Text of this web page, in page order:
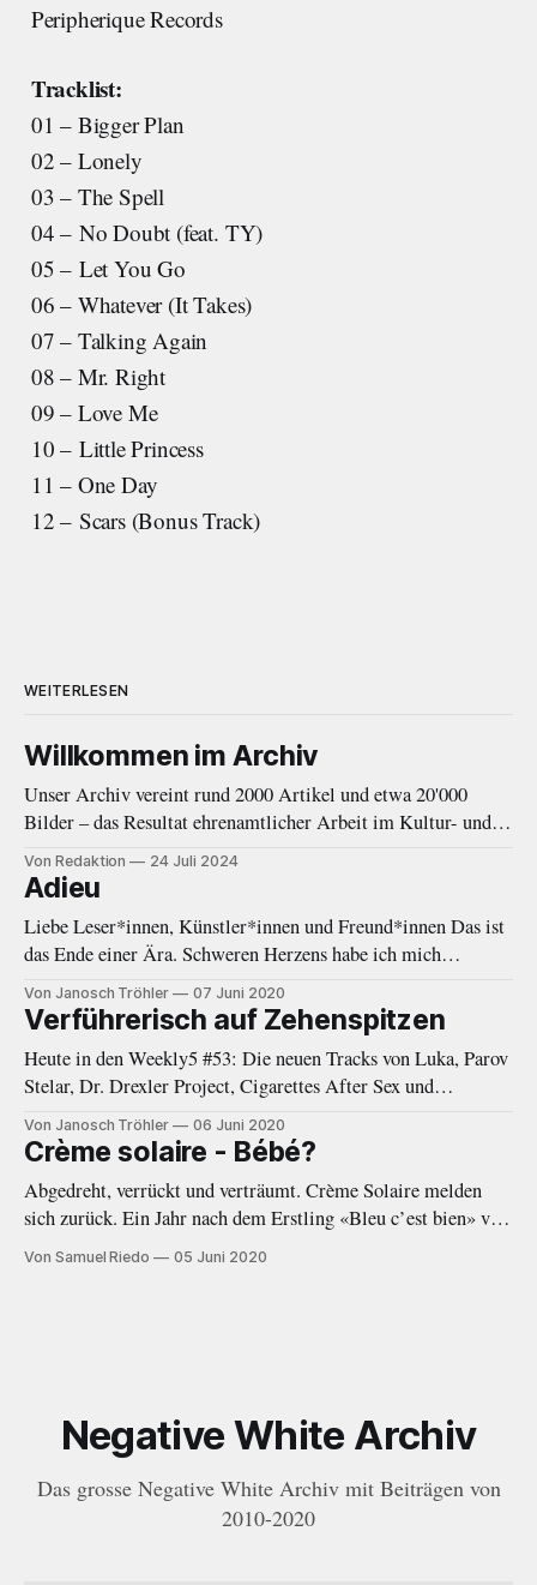
Peripherique Records
Tracklist:
01 – Bigger Plan
02 – Lonely
03 – The Spell
04 – No Doubt (feat. TY)
05 – Let You Go
06 – Whatever (It Takes)
07 – Talking Again
08 – Mr. Right
09 – Love Me
10 – Little Princess
11 – One Day
12 – Scars (Bonus Track)
WEITERLESEN
Willkommen im Archiv
Unser Archiv vereint rund 2000 Artikel und etwa 20'000
Bilder – das Resultat ehrenamtlicher Arbeit im Kultur- und
Musikjournalismus von 2010 bis 2020. Eine Einleitung.
Von Redaktion 24 Juli 2024
Adieu
Liebe Leser*innen, Künstler*innen und Freund*innen Das ist
das Ende einer Ära. Schweren Herzens habe ich mich
entschieden, eine Auszeit von Negative White zu nehmen. In
den letzten Monaten fehlte mir immer öfter die Zeit und
Energie, welche diese Plattform gebraucht und verdient hätte.
Als das Online-Magazin
Von Janosch Tröhler 07 Juni 2020
Verführerisch auf Zehenspitzen
Heute in den Weekly5 #53: Die neuen Tracks von Luka, Parov
Stelar, Dr. Drexler Project, Cigarettes After Sex und
Woodkid.
Von Janosch Tröhler 06 Juni 2020
Crème solaire - Bébé?
Abgedreht, verrückt und verträumt. Crème Solaire melden
sich zurück. Ein Jahr nach dem Erstling «Bleu c’est bien» von
2019 folgt nun mit der EP «Bébé?» ein wort- und
Von Samuel Riedo 05 Juni 2020
Negative White Archiv
Das grosse Negative White Archiv mit Beiträgen von
2010-2020